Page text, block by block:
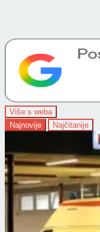
Više s weba
Najnovije
Najčitanije